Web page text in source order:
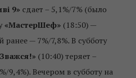
9» сдает – 5,1%/7% (было
«МастерШеф» (18:50) —
ранее — 7%/7,8%. В субботу
(10:40) теряет –
9,4%). Вечером в субботу на